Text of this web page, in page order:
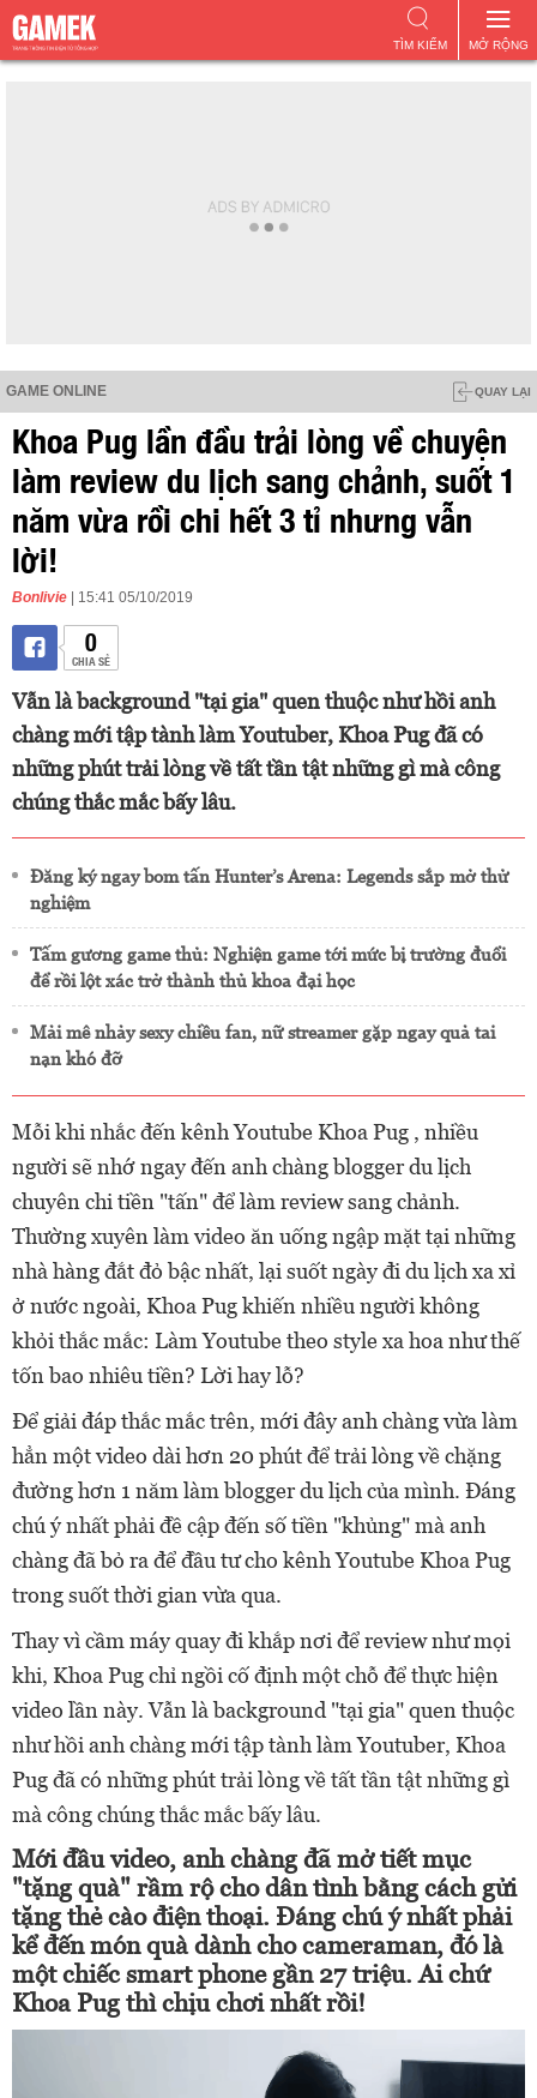
MỞ RỘNG
TÌM KIẾM
GAME ONLINE QUAY LẠI
Khoa Pug lần đầu trải lòng về chuyện
làm review du lịch sang chảnh, suốt 1
năm vừa rồi chi hết 3 tỉ nhưng vẫn
lời!
Bonlivie | 15:41 05/10/2019
0
CHIA SẺ
Vẫn là background "tại gia" quen thuộc như hồi anh
chàng mới tập tành làm Youtuber, Khoa Pug đã có
những phút trải lòng về tất tần tật những gì mà công
chúng thắc mắc bấy lâu.
Đăng ký ngay bom tấn Hunter’s Arena: Legends sắp mở thử
nghiệm
Tấm gương game thủ: Nghiện game tới mức bị trường đuổi
để rồi lột xác trở thành thủ khoa đại học
Mải mê nhảy sexy chiều fan, nữ streamer gặp ngay quả tai
nạn khó đỡ
Mỗi khi nhắc đến kênh Youtube Khoa Pug , nhiều
người sẽ nhớ ngay đến anh chàng blogger du lịch
chuyên chi tiền "tấn" để làm review sang chảnh.
Thường xuyên làm video ăn uống ngập mặt tại những
nhà hàng đắt đỏ bậc nhất, lại suốt ngày đi du lịch xa xỉ
ở nước ngoài, Khoa Pug khiến nhiều người không
khỏi thắc mắc: Làm Youtube theo style xa hoa như thế
tốn bao nhiêu tiền? Lời hay lỗ?
Để giải đáp thắc mắc trên, mới đây anh chàng vừa làm
hẳn một video dài hơn 20 phút để trải lòng về chặng
đường hơn 1 năm làm blogger du lịch của mình. Đáng
chú ý nhất phải đề cập đến số tiền "khủng" mà anh
chàng đã bỏ ra để đầu tư cho kênh Youtube Khoa Pug
trong suốt thời gian vừa qua.
Thay vì cầm máy quay đi khắp nơi để review như mọi
khi, Khoa Pug chỉ ngồi cố định một chỗ để thực hiện
video lần này. Vẫn là background "tại gia" quen thuộc
như hồi anh chàng mới tập tành làm Youtuber, Khoa
Pug đã có những phút trải lòng về tất tần tật những gì
mà công chúng thắc mắc bấy lâu.
Mới đầu video, anh chàng đã mở tiết mục
"tặng quà" rầm rộ cho dân tình bằng cách gửi
tặng thẻ cào điện thoại. Đáng chú ý nhất phải
kể đến món quà dành cho cameraman, đó là
một chiếc smart phone gần 27 triệu. Ai chứ
Khoa Pug thì chịu chơi nhất rồi!